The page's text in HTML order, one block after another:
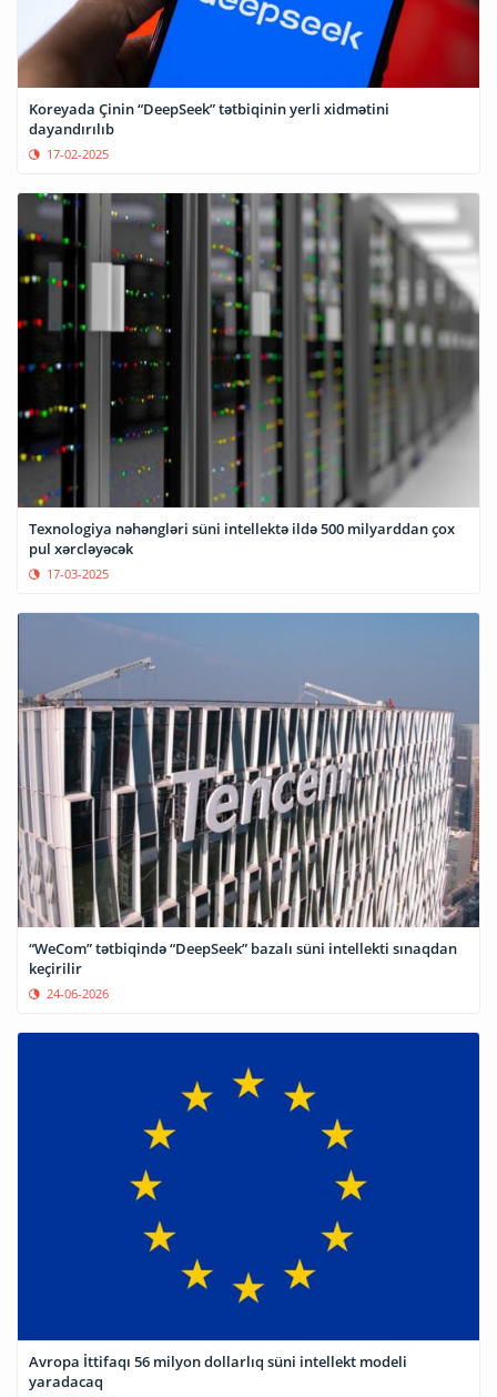
Koreyada Çinin “DeepSeek” tətbiqinin yerli xidmətini
dayandırılıb
17-02-2025
Texnologiya nəhəngləri süni intellektə ildə 500 milyarddan çox
pul xərcləyəcək
17-03-2025
“WeCom” tətbiqində “DeepSeek” bazalı süni intellekti sınaqdan
keçirilir
24-06-2026
Avropa İttifaqı 56 milyon dollarlıq süni intellekt modeli
yaradacaq